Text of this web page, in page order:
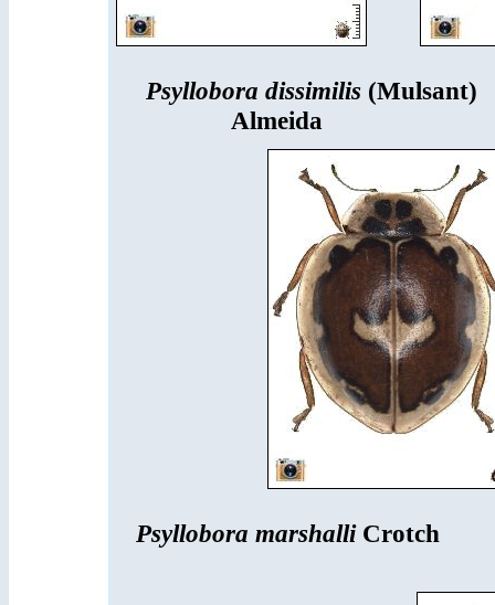
Psyllobora dissimilis(Mulsant)
Almeida
Psyllobora marshalli Crotch